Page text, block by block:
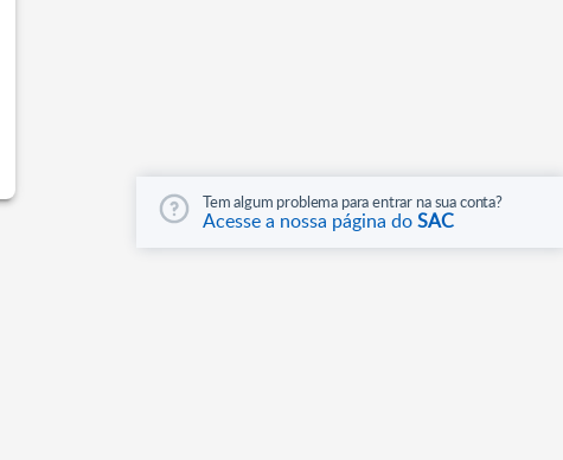
Tem algum problema para entrar na sua conta?
Acesse a nossa página doSAC